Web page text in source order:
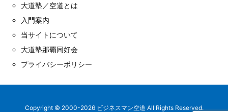
大道塾／空道とは
入門案内
当サイトについて
大道塾那覇同好会
プライバシーポリシー
Copyright © 2000-2026 ビジネスマン空道 All Rights Reserved.